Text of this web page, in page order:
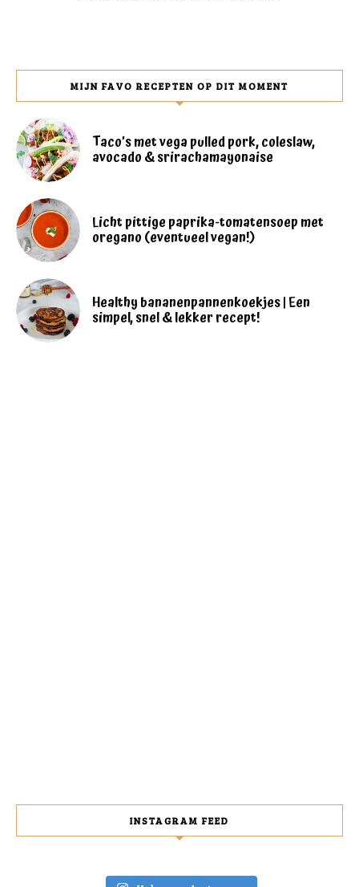
MIJN FAVO RECEPTEN OP DIT MOMENT
Taco’s met vega pulled pork, coleslaw,
avocado & srirachamayonaise
Licht pittige paprika-tomatensoep met
oregano (eventueel vegan!)
Healthy bananenpannenkoekjes | Een
simpel, snel & lekker recept!
INSTAGRAM FEED